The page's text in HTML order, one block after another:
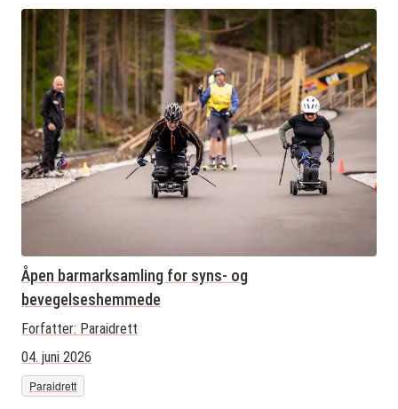
Åpen barmarksamling for syns- og
bevegelseshemmede
Forfatter: Paraidrett
04. juni 2026
Paraidrett